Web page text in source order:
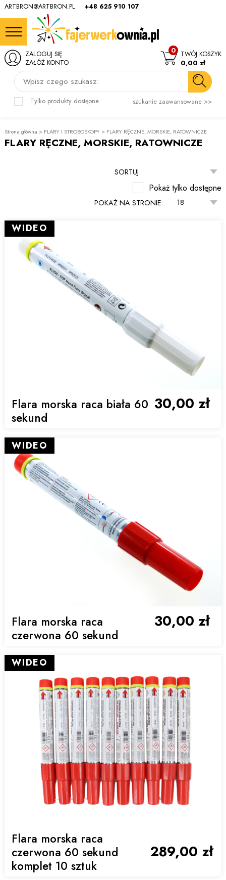
ARTBRON@ARTBRON.PL +48 625 910 107
Wpisz czego szukasz:
Tylko produkty dostępne szukanie zaawansowane >>
ZALOGUJ SIĘ
ZAŁÓŻ KONTO
TWÓJ KOSZYK
0
0,00 zł
Strona główna > FLARY I STROBOSKOPY > FLARY RĘCZNE, MORSKIE, RATOWNICZE
FLARY RĘCZNE, MORSKIE, RATOWNICZE
SORTUJ:
Pokaż tylko dostępne
POKAŻ NA STRONIE:
Flara morska raca biała 60
sekund
30,00 zł
WIDEO
Flara morska raca
czerwona 60 sekund
30,00 zł
WIDEO
Flara morska raca
czerwona 60 sekund
komplet 10 sztuk
289,00 zł
WIDEO